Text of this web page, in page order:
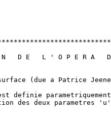
N   D E   L ' O P E
(due a Patrice
definie
des deux